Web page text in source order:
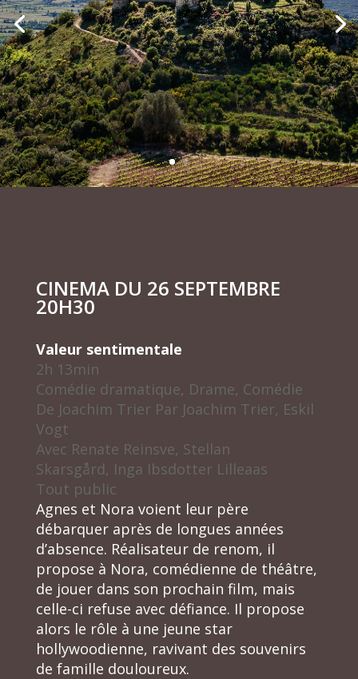
CINEMA DU 26 SEPTEMBRE
20H30
Valeur sentimentale
2h 13min
Comédie dramatique, Drame, Comédie
De Joachim Trier Par Joachim Trier, Eskil
Vogt
Avec Renate Reinsve, Stellan
Skarsgård, Inga Ibsdotter Lilleaas
Tout public
Agnes et Nora voient leur père
débarquer après de longues années
d’absence. Réalisateur de renom, il
propose à Nora, comédienne de théâtre,
de jouer dans son prochain film, mais
celle-ci refuse avec défiance. Il propose
alors le rôle à une jeune star
hollywoodienne, ravivant des souvenirs
de famille douloureux.